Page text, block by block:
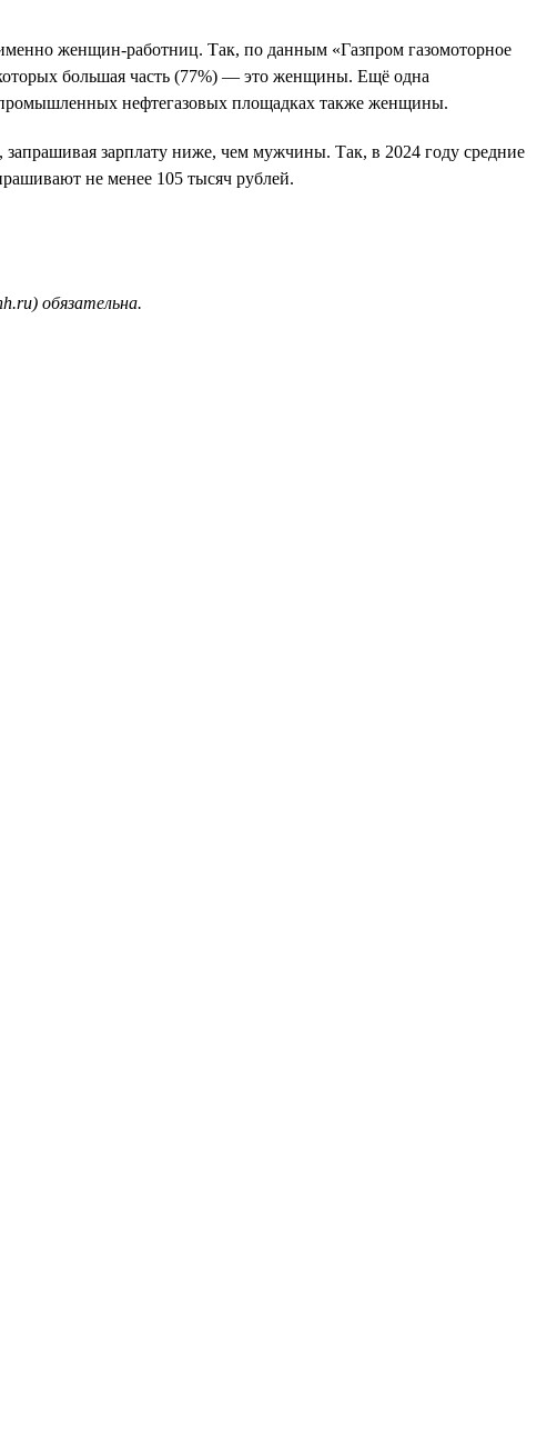
женщин-работниц. Так, по данным «Газпром газомоторное
большая часть (77%) — это женщины. Ещё одна
нефтегазовых площадках также женщины.
зарплату ниже, чем мужчины. Так, в 2024 году средние
не менее 105 тысяч рублей.
обязательна.